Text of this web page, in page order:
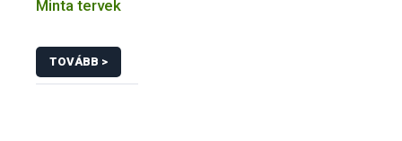
Minta tervek
TOVÁBB >